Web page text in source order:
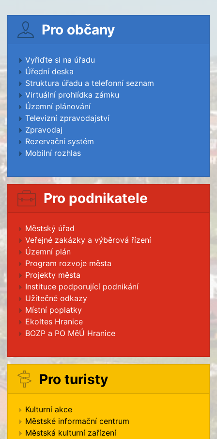
Pro občany
Vyřiďte si na úřadu
Úřední deska
Struktura úřadu a telefonní seznam
Virtuální prohlídka zámku
Územní plánování
Televizní zpravodajství
Zpravodaj
Rezervační systém
Mobilní rozhlas
Pro podnikatele
Městský úřad
Veřejné zakázky a výběrová řízení
Územní plán
Program rozvoje města
Projekty města
Instituce podporující podnikání
Užitečné odkazy
Místní poplatky
Ekoltes Hranice
BOZP a PO MěÚ Hranice
Pro turisty
Kulturní akce
Městské informační centrum
Městská kulturní zařízení